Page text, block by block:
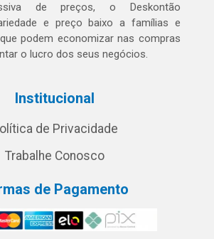
de preços, o Deskontão
e preço baixo a famílias e
podem economizar nas compras
o lucro dos seus negócios.
Institucional
de Privacidade
Trabalhe Conosco
de Pagamento